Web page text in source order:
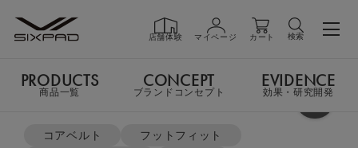
店舗体験 マイページ カート 検索
PRODUCTS商品一覧
よく検索されているキーワード
コアベルト
フットフィット
PRODUCTS
商品一覧
CONCEPT
ブランドコンセプト
EVIDENCE
効果・研究開発
スリープトップ（半袖）&スリープパンツ（ロング丈）